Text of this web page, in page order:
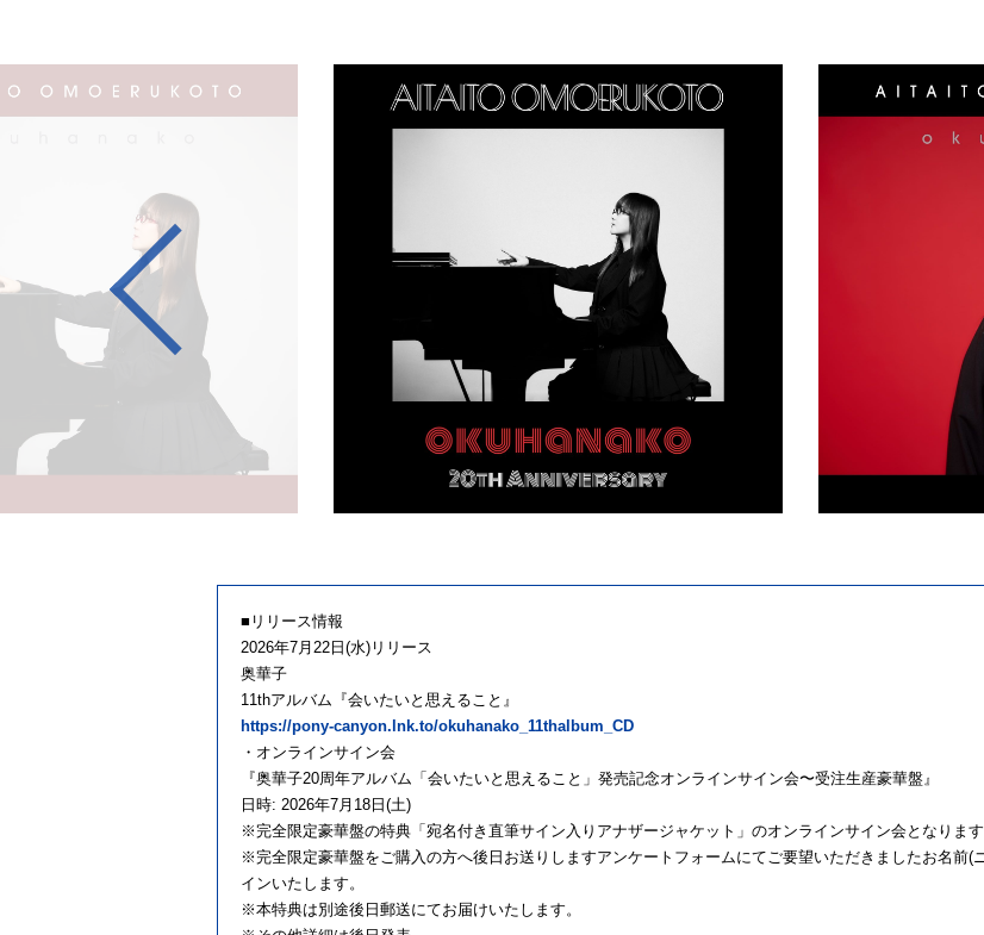
■リリース情報
2026年7月22日(水)リリース
奥華子
11thアルバム『会いたいと思えること』
https://pony-canyon.lnk.to/okuhanako_11thalbum_CD
・オンラインサイン会
『奥華子20周年アルバム「会いたいと思えること」発売記念オンラインサイン会〜受注生産豪華盤』
日時: 2026年7月18日(土)
※完全限定豪華盤の特典「宛名付き直筆サイン入りアナザージャケット」のオンラインサイン会となります
※完全限定豪華盤をご購入の方へ後日お送りしますアンケートフォームにてご要望いただきましたお名前(
インいたします。
※本特典は別途後日郵送にてお届けいたします。